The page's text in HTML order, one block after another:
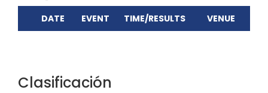
DATE EVENT TIME/RESULTS VENUE
Clasificación